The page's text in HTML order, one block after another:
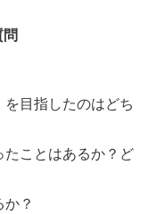
問
目指したのはどち
ことはあるか？ど
？